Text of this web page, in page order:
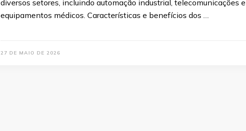
diversos setores, incluindo automação industrial, telecomunicações e
equipamentos médicos. Características e benefícios dos …
27 DE MAIO DE 2026